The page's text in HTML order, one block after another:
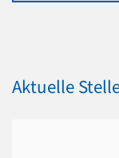
Aktuelle